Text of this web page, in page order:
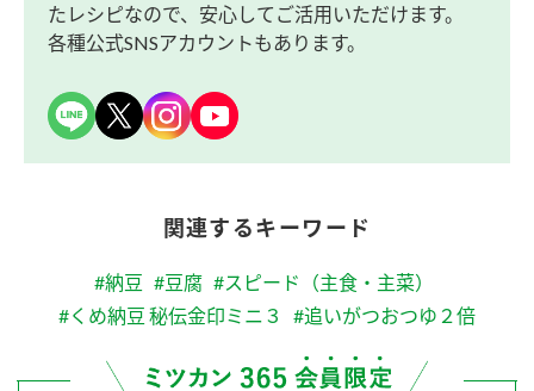
たレシピなので、安心してご活用いただけます。
各種公式SNSアカウントもあります。
関連するキーワード
#納豆 #豆腐 #スピード（主食・主菜）
#くめ納豆 秘伝金印ミニ３
#追いがつおつゆ２倍